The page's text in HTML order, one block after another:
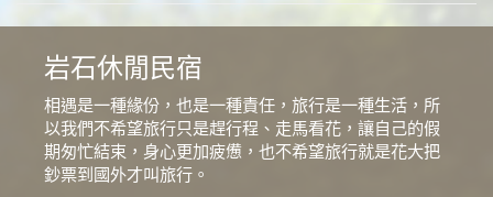
岩石休閒民宿
相遇是一種緣份，也是一種責任，旅行是一種生活，所
以我們不希望旅行只是趕行程、走馬看花，讓自己的假
期匆忙結束，身心更加疲憊，也不希望旅行就是花大把
鈔票到國外才叫旅行。